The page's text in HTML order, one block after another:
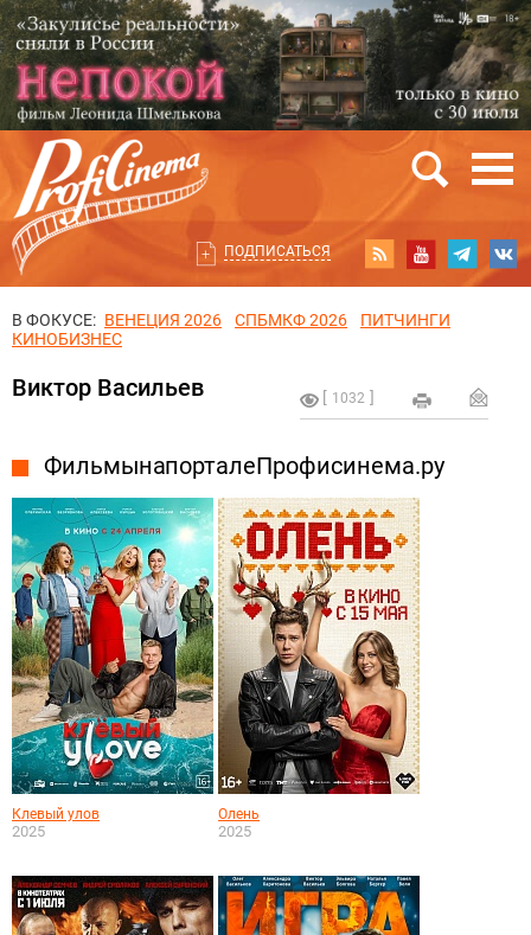
ПОДПИСАТЬСЯ
В ФОКУСЕ: ВЕНЕЦИЯ 2026 СПБМКФ 2026
ПИТЧИНГИ
КИНОБИЗНЕС
1032
Виктор Васильев
Фильмы на портале Профисинема.ру
Клевый улов
2025
Олень
2025